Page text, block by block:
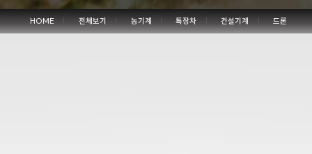
HOME 전체보기 농기계 특장차 건설기계 드론